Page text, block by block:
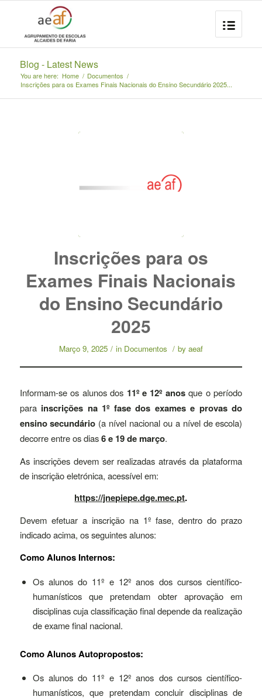
Blog - Latest News
You are here: Home / Documentos /
Inscrições para os Exames Finais Nacionais do Ensino Secundário 2025...
Inscrições para os
Exames Finais Nacionais
do Ensino Secundário
2025
Março 9, 2025 / in Documentos / by aeaf
Informam-se os alunos dos 11º e 12º anosque o período
para inscrições na 1º fase dos exames e provas do
ensino secundário (a nível nacional ou a nível de escola)
decorre entre os dias6 e 19 de março.
As inscrições devem ser realizadas através da plataforma
de inscrição eletrónica, acessível em:
https://jnepiepe.dge.mec.pt.
Devem efetuar a inscrição na 1º fase, dentro do prazo
indicado acima, os seguintes alunos:
Como Alunos Internos:
Os alunos do 11º e 12º anos dos cursos científico-
humanísticos que pretendam obter aprovação em
disciplinas cuja classificação final depende da realização
de exame final nacional.
Como Alunos Autopropostos:
Os alunos do 11º e 12º anos dos cursos científico-
humanísticos, que pretendam concluir disciplinas de